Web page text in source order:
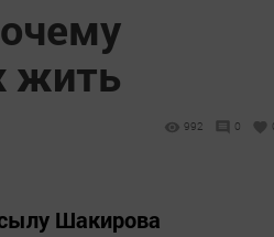
жить
992 0
Шакирова